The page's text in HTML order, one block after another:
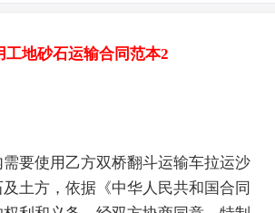
工地砂石运输合同范本2
要使用乙方双桥翻斗运输车拉运沙
土方，依据《中华人民共和国合同